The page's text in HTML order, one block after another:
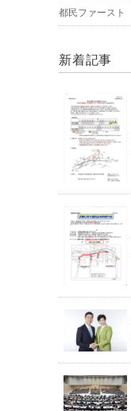
都民ファースト
新着記事